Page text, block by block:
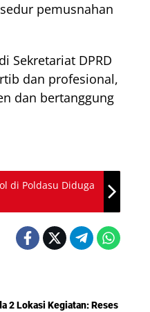
pemusnahan
Sekretariat DPRD
dan profesional,
dan bertanggung
di Poldasu Diduga
2 Lokasi Kegiatan: Reses